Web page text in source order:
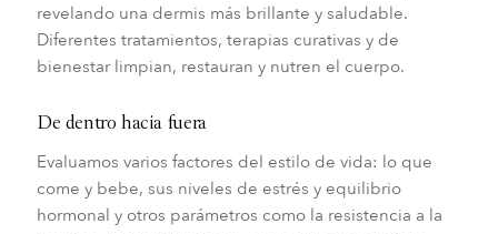
revelando una dermis más brillante y saludable.
Diferentes tratamientos, terapias curativas y de
bienestar limpian, restauran y nutren el cuerpo.
De dentro hacia fuera
Evaluamos varios factores del estilo de vida: lo que
come y bebe, sus niveles de estrés y equilibrio
hormonal y otros parámetros como la resistencia a la